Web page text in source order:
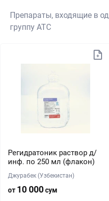
Препараты, входящие в
группу АТС
Регидратоник раствор д/
инф. по 250 мл (флакон)
Джурабек (Узбекистан)
от 10 000сум